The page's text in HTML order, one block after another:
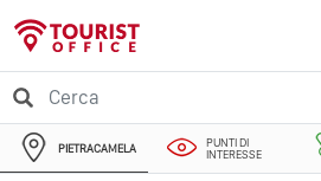
PIETRACAMELA
PUNTI DI
INTERESSE